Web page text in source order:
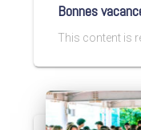
Bonnes
This content is